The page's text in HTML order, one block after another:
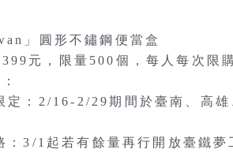
」圓形不鏽鋼便當盒
399元，限量500個，每人每次限
：2/16-2/29期間於臺南、高雄
3/1起若有餘量再行開放臺鐵夢